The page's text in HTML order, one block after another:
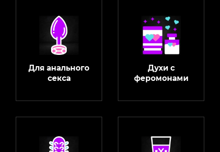
Для анального
секса
Духи с
феромонами